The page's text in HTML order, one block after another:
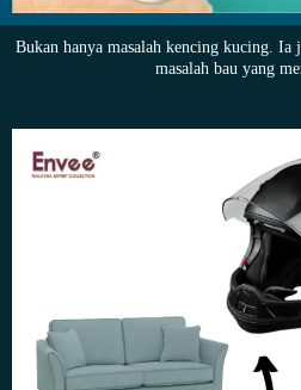
Bukan hanya masalah kencing kucing. Ia
masalah bau yang